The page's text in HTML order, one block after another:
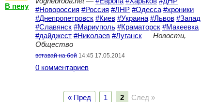
В пену
#Новороссия #Россия #ЛНР #Одесса #хроники
#Днепропетровск #Киев #Украина #Львов #Запад
#Славянск #Мариуполь #Краматорск #Макеевка
#дайджест #Николаев #Луганск — Новости,
Общество
вставай на бой 14:45 17.05.2014
0 комментариев
« Пред 1 2 След »